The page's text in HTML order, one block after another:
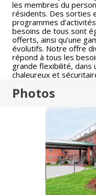
les membres du
résidents. Des sorties
programmes
besoins de tous sont
offerts, ainsi qu’une
évolutifs. Notre offre
répond à tous les
grande flexibilité, dans
chaleureux et
Photos